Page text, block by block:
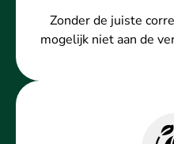
Zonder de juiste
mogelijk niet aan de